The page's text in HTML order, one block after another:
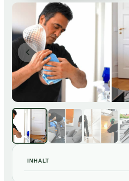
INHALT